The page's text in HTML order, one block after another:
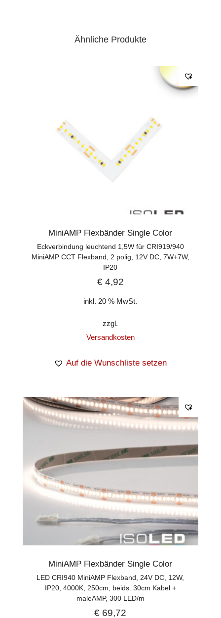
Ähnliche Produkte
MiniAMP Flexbänder Single Color
Eckverbindung leuchtend 1,5W für CRI919/940
MiniAMP CCT Flexband, 2 polig, 12V DC, 7W+7W,
IP20
€4,92
inkl. 20 % MwSt.
zzgl.
Versandkosten
Auf die Wunschliste setzen
MiniAMP Flexbänder Single Color
LED CRI940 MiniAMP Flexband, 24V DC, 12W,
IP20, 4000K, 250cm, beids. 30cm Kabel +
maleAMP, 300 LED/m
€ 69,72